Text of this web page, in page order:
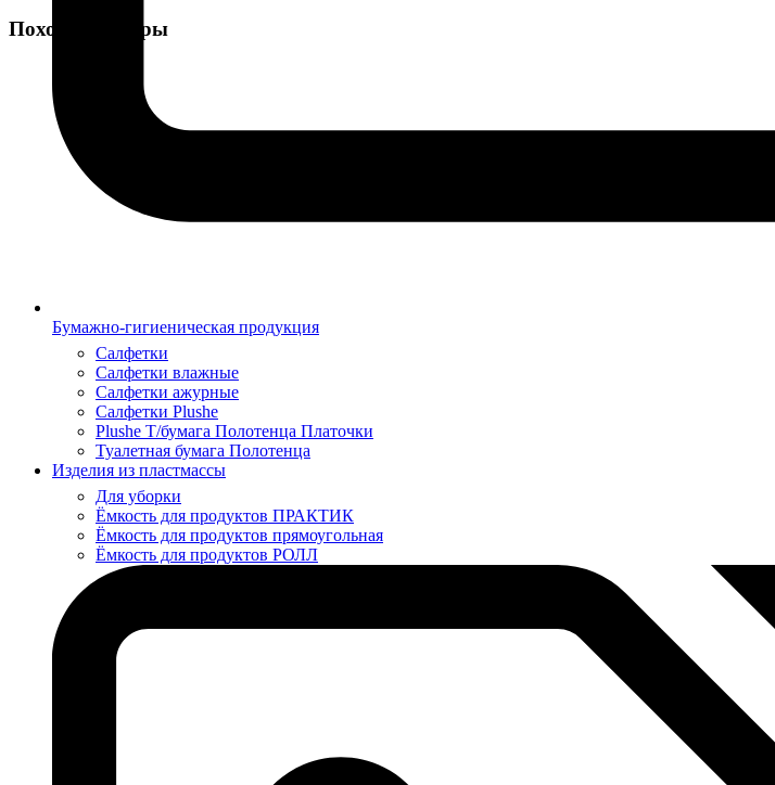
Бумажно-гигиеническая продукция
Салфетки
Салфетки влажные
Салфетки ажурные
Салфетки Plushe
Plushe Т/бумага Полотенца Платочки
Туалетная бумага Полотенца
Изделия из пластмассы
Для уборки
Ёмкость для продуктов ПРАКТИК
Ёмкость для продуктов прямоугольная
Ёмкость для продуктов РОЛЛ
Похожие товары